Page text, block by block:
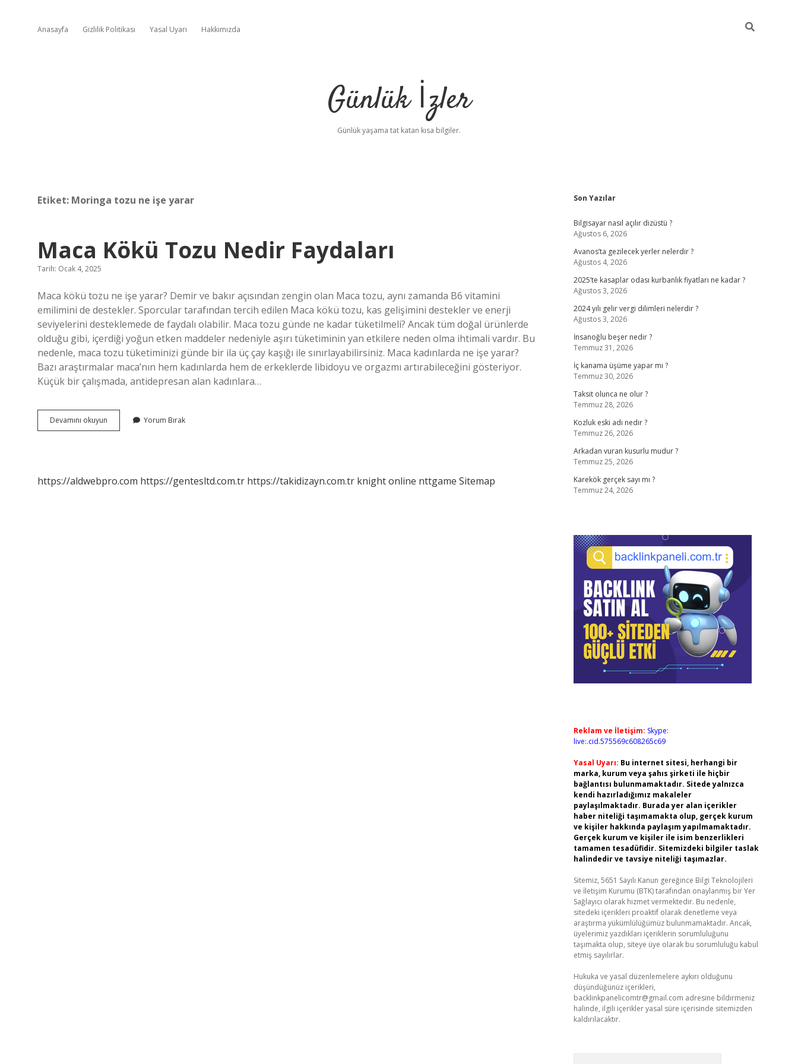
Anasayfa Gizlilik Politikası Yasal Uyarı Hakkımızda
Günlük İzler
Günlük yaşama tat katan kısa bilgiler.
Etiket: Moringa tozu ne işe yarar
Maca Kökü Tozu Nedir Faydaları
Tarih: Ocak 4, 2025
Maca kökü tozu ne işe yarar? Demir ve bakır açısından zengin olan Maca tozu, aynı zamanda B6 vitamini
emilimini de destekler. Sporcular tarafından tercih edilen Maca kökü tozu, kas gelişimini destekler ve enerji
seviyelerini desteklemede de faydalı olabilir. Maca tozu günde ne kadar tüketilmeli? Ancak tüm doğal ürünlerde
olduğu gibi, içerdiği yoğun etken maddeler nedeniyle aşırı tüketiminin yan etkilere neden olma ihtimali vardır. Bu
nedenle, maca tozu tüketiminizi günde bir ila üç çay kaşığı ile sınırlayabilirsiniz. Maca kadınlarda ne işe yarar?
Bazı araştırmalar maca’nın hem kadınlarda hem de erkeklerde libidoyu ve orgazmı artırabileceğini gösteriyor.
Küçük bir çalışmada, antidepresan alan kadınlara…
Devamını okuyun
Kökü
Yorum Bırak
https://aldwebpro.com https://gentesltd.com.tr https://takidizayn.com.tr knight online nttgame Sitemap
Sidebar
Son Yazılar
Bilgisayar nasıl açılır dizüstü ?
Ağustos 6, 2026
Avanos’ta gezilecek yerler nelerdir ?
Ağustos 4, 2026
2025’te kasaplar odası kurbanlık fiyatları ne kadar ?
Ağustos 3, 2026
2024 yılı gelir vergi dilimleri nelerdir ?
Ağustos 3, 2026
İnsanoğlu beşer nedir ?
Temmuz 31, 2026
İç kanama üşüme yapar mı ?
Temmuz 30, 2026
Taksit olunca ne olur ?
Temmuz 28, 2026
Kozluk eski adı nedir ?
Temmuz 26, 2026
Arkadan vuran kusurlu mudur ?
Temmuz 25, 2026
Karekök gerçek sayı mı ?
Temmuz 24, 2026
Reklam ve İletişim: Skype:
live:.cid.575569c608265c69
Yasal Uyarı: Bu internet sitesi, herhangi bir
marka, kurum veya şahıs şirketi ile hiçbir
bağlantısı bulunmamaktadır. Sitede yalnızca
kendi hazırladığımız makaleler
paylaşılmaktadır. Burada yer alan içerikler
haber niteliği taşımamakta olup, gerçek kurum
ve kişiler hakkında paylaşım yapılmamaktadır.
Gerçek kurum ve kişiler ile isim benzerlikleri
tamamen tesadüfidir. Sitemizdeki bilgiler taslak
halindedir ve tavsiye niteliği taşımazlar.
Sitemiz, 5651 Sayılı Kanun gereğince Bilgi Teknolojileri
ve İletişim Kurumu (BTK) tarafından onaylanmış bir Yer
Sağlayıcı olarak hizmet vermektedir. Bu nedenle,
sitedeki içerikleri proaktif olarak denetleme veya
araştırma yükümlülüğümüz bulunmamaktadır. Ancak,
üyelerimiz yazdıkları içeriklerin sorumluluğunu
taşımakta olup, siteye üye olarak bu sorumluluğu kabul
etmiş sayılırlar.
Hukuka ve yasal düzenlemelere aykırı olduğunu
düşündüğünüz içerikleri,
backlinkpanelicomtr@gmail.com adresine bildirmeniz
halinde, ilgili içerikler yasal süre içerisinde sitemizden
kaldırılacaktır.